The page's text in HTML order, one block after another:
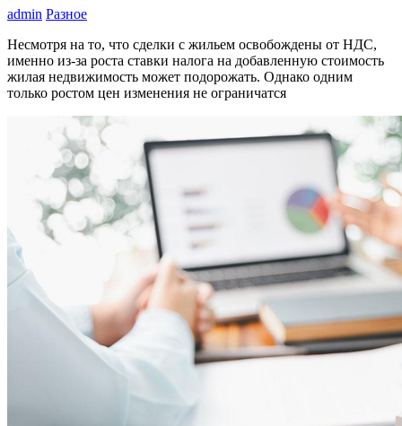
admin Разное
Несмотря на то, что сделки с жильем освобождены от НДС,
именно из-за роста ставки налога на добавленную стоимость
жилая недвижимость может подорожать. Однако одним
только ростом цен изменения не ограничатся